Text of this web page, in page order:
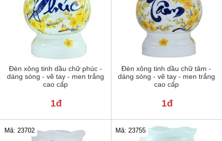
Đèn xông tinh dầu chữ phúc -
dáng sóng - vẽ tay - men trắng
cao cấp
1đ
Đèn xông tinh dầu chữ tâm -
dáng sóng - vẽ tay - men trắng
cao cấp
1đ
Mã: 23702 Mã: 23755